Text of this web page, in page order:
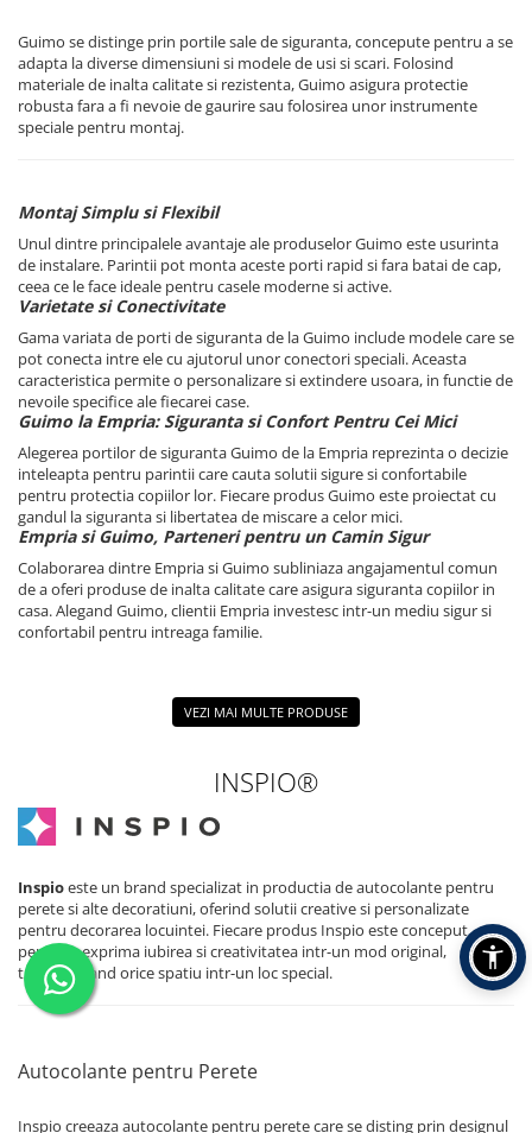
Guimo se distinge prin portile sale de siguranta, concepute pentru a se
adapta la diverse dimensiuni si modele de usi si scari. Folosind
materiale de inalta calitate si rezistenta, Guimo asigura protectie
robusta fara a fi nevoie de gaurire sau folosirea unor instrumente
speciale pentru montaj.
Montaj Simplu si Flexibil
Unul dintre principalele avantaje ale produselor Guimo este usurinta
de instalare. Parintii pot monta aceste porti rapid si fara batai de cap,
ceea ce le face ideale pentru casele moderne si active.
Varietate si Conectivitate
Gama variata de porti de siguranta de la Guimo include modele care se
pot conecta intre ele cu ajutorul unor conectori speciali. Aceasta
caracteristica permite o personalizare si extindere usoara, in functie de
nevoile specifice ale fiecarei case.
Guimo la Empria: Siguranta si Confort Pentru Cei Mici
Alegerea portilor de siguranta Guimo de la Empria reprezinta o decizie
inteleapta pentru parintii care cauta solutii sigure si confortabile
pentru protectia copiilor lor. Fiecare produs Guimo este proiectat cu
gandul la siguranta si libertatea de miscare a celor mici.
Empria si Guimo, Parteneri pentru un Camin Sigur
Colaborarea dintre Empria si Guimo subliniaza angajamentul comun
de a oferi produse de inalta calitate care asigura siguranta copiilor in
casa. Alegand Guimo, clientii Empria investesc intr-un mediu sigur si
confortabil pentru intreaga familie.
VEZI MAI MULTE PRODUSE
INSPIO®
Inspioeste un brand specializat in productia de autocolante pentru
perete si alte decoratiuni, oferind solutii creative si personalizate
pentru decorarea locuintei. Fiecare produs Inspio este conceput
pentru a exprima iubirea si creativitatea intr-un mod original,
transformand orice spatiu intr-un loc special.
Autocolante pentru Perete
Inspio creeaza autocolante pentru perete care se disting prin designul